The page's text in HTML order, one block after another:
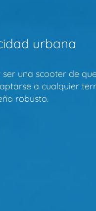
urbana
una scooter de
a cualquier
robusto.